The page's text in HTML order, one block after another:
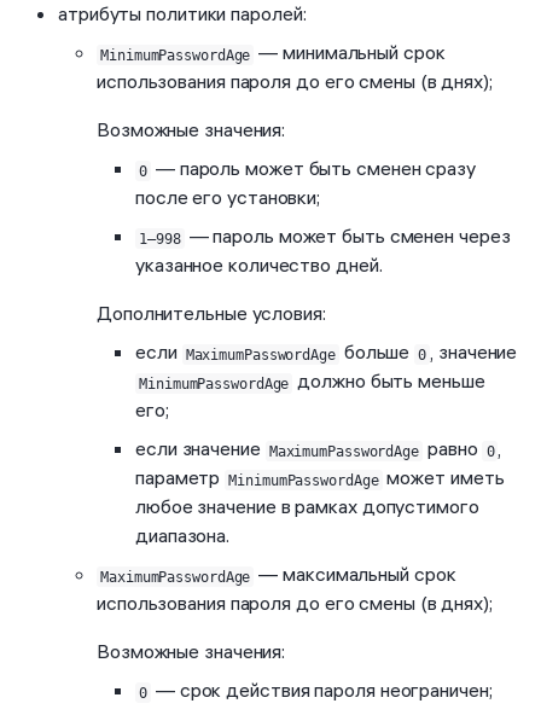
атрибуты политики паролей:
MinimumPasswordAge — минимальный срок
использования пароля до его смены (в днях);
Возможные значения:
0 — пароль может быть сменен сразу
после его установки;
1–998 — пароль может быть сменен через
указанное количество дней.
Дополнительные условия:
если MaximumPasswordAge больше 0 , значение
MinimumPasswordAge должно быть меньше
его;
если значение MaximumPasswordAge равно 0 ,
параметр MinimumPasswordAge может иметь
любое значение в рамках допустимого
диапазона.
MaximumPasswordAge — максимальный срок
использования пароля до его смены (в днях);
Возможные значения:
0 — срок действия пароля неограничен;